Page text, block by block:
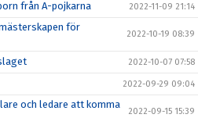
från A-pojkarna 2022-11-09 21:14
för
2022-10-19 08:39
2022-10-07 07:58
2022-09-29 09:04
och ledare att komma
2022-09-15 15:39